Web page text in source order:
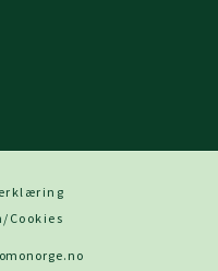
Cookies